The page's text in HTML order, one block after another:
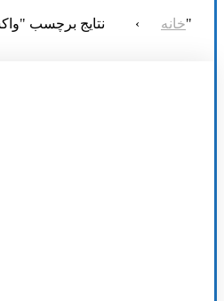
خانه › نتایج برچسب "واکسن آنفولانزا بزنیم یا نه"